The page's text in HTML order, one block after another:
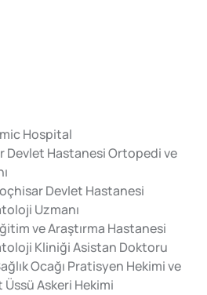
Hospital
Devlet Hastanesi Ortopedi ve
Devlet Hastanesi
Uzmanı
ve Araştırma Hastanesi
Kliniği Asistan Doktoru
Ocağı Pratisyen Hekimi ve
Üssü Askeri Hekimi